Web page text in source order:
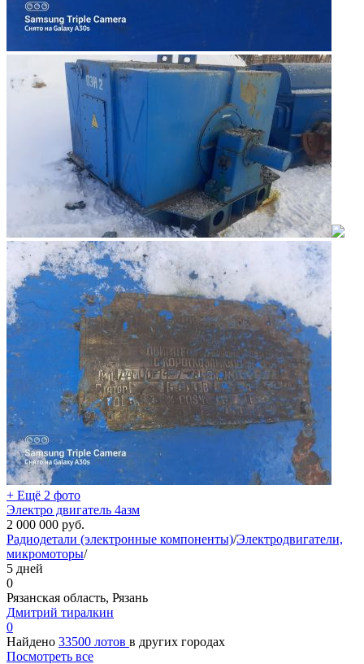
+ Ещё 2 фото
Электро двигатель 4азм
2 000 000 руб.
Радиодетали (электронные компоненты)/Электродвигатели,
микромоторы/
5 дней
0
Рязанская область, Рязань
Дмитрий тиралкин
0
Найдено 33500 лотов в других городах
Посмотреть все